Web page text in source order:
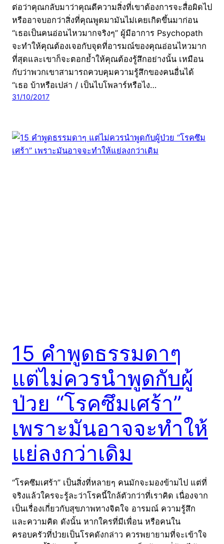
ต่อว่าคุณกลับมาว่าคุณตีความสิ่งที่เขาต้องการจะสื่อผิดไป
หรืออาจบอกว่าสิ่งที่คุณพูดมามันไม่เคยเกิดขึ้นมาก่อน
“เธอเป็นคนอ่อนไหวมากจริงๆ” ผู้มีอาการ Psychopath
จะทำให้คุณต้องเจอกับจุดที่อารมณ์ของคุณอ่อนไหวมาก
ที่สุดและเขาก็จะตอกย้ำให้คุณต้องรู้สึกอย่างนั้น เหมือน
กับว่าพวกเขาสามารถควบคุมความรู้สึกของคนอื่นได้
“เธอ บ้าหรือเปล่า / เป็นไบโพลาร์หรือไง…
31/10/2017
15 คำพูดธรรมดาๆ
แต่ไม่ควรนำพูดกับผู้
ป่วย “โรคซึมเศร้า”
เพราะมันอาจจะทำให้
แย่ลงกว่าเดิม
“โรคซึมเศร้า” เป็นสิ่งที่หลายๆ คนมักจะมองข้ามไป แต่ที่
จริงแล้วใครจะรู้ละว่าโรคนี้ใกล้ตัวกว่าที่เราคิด เนื่องจาก
เป็นเรื่องเกี่ยวกับสุขภาพทางจิตใจ อารมณ์ ความรู้สึก
และความคิด ดังนั้น หากใครที่มีเพื่อน หรือคนใน
ครอบครัวที่ป่วยเป็นโรคดังกล่าว ควรพยายามที่จะเข้าใจ